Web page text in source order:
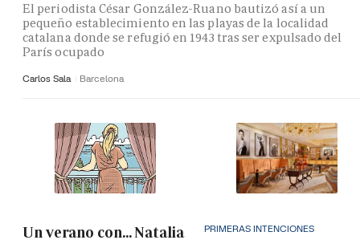
El periodista César González-Ruano bautizó así a un
pequeño establecimiento en las playas de la localidad
catalana donde se refugió en 1943 tras ser expulsado del
París ocupado
Carlos Sala Barcelona
Un verano con... Natalia
PRIMERAS INTENCIONES